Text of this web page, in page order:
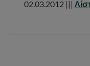
02.03.2012 |||